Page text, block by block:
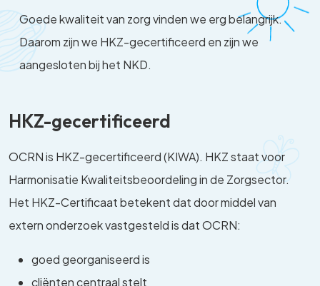
Goede kwaliteit van zorg vinden we erg belangrijk.
Daarom zijn we HKZ-gecertificeerd en zijn we
aangesloten bij het NKD.
HKZ-gecertificeerd
OCRN is HKZ-gecertificeerd (KIWA). HKZ staat voor
Harmonisatie Kwaliteitsbeoordeling in de Zorgsector.
Het HKZ-Certificaat betekent dat door middel van
extern onderzoek vastgesteld is dat OCRN:
goed georganiseerd is
cliënten centraal stelt